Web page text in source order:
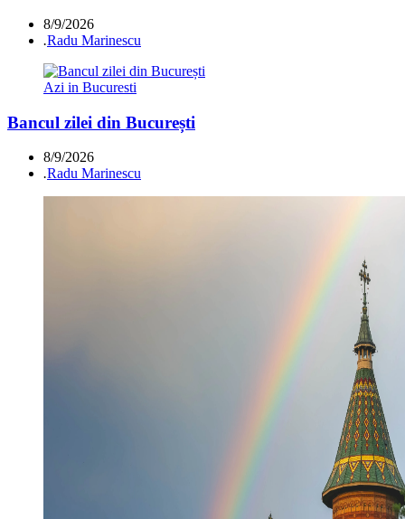
8/9/2026
.Radu Marinescu
Azi in Bucuresti
Bancul zilei din București
8/9/2026
.Radu Marinescu